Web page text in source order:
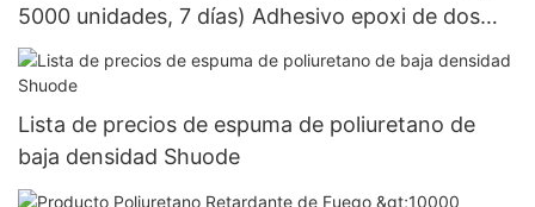
5000 unidades, 7 días) Adhesivo epoxi de dos
componentes al por mayor - Shuode
Lista de precios de espuma de poliuretano de
baja densidad Shuode